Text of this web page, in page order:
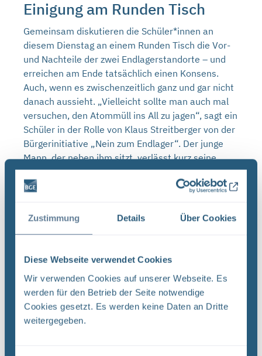
Zustimmung Details Über Cookies
Diese Webseite verwendet Cookies
Wir verwenden Cookies auf unserer Webseite. Es
werden für den Betrieb der Seite notwendige
Cookies gesetzt. Es werden keine Daten an Dritte
weitergegeben.
Einigung am Runden Tisch
Gemeinsam diskutieren die Schüler*innen an
diesem Dienstag an einem Runden Tisch die Vor-
und Nachteile der zwei Endlagerstandorte – und
erreichen am Ende tatsächlich einen Konsens.
Auch, wenn es zwischenzeitlich ganz und gar nicht
danach aussieht. „Vielleicht sollte man auch mal
versuchen, den Atommüll ins All zu jagen“, sagt ein
Schüler in der Rolle von Klaus Streitberger von der
Bürgerinitiative „Nein zum Endlager“. Der junge
Mann, der neben ihm sitzt, verlässt kurz seine
Rolle als Vertreterin des Nationalen
Begleitgremiums und schreibt das Schild
um in „Bürgerinitiative – ins All damit“. Bei den
geht es um handfeste Herausforderungen. Die
vollkommen frei erfundenen Biberschwanzrötling,
der im Naturschutzgebiet beheimatet ist. Der
Landrat fürchtet belastete Lebensmittel und somit
eine Gefahr für den Hauptwirtschaftszweig der